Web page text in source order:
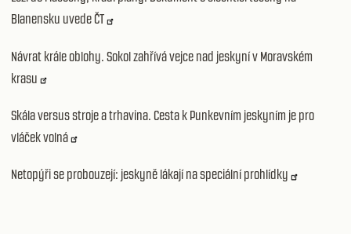
Blanensku uvede ČT
Návrat krále oblohy. Sokol zahřívá vejce nad jeskyní v Moravském
krasu
Skála versus stroje a trhavina. Cesta k Punkevním jeskyním je pro
vláček volná
Netopýři se probouzejí: jeskyně lákají na speciální prohlídky